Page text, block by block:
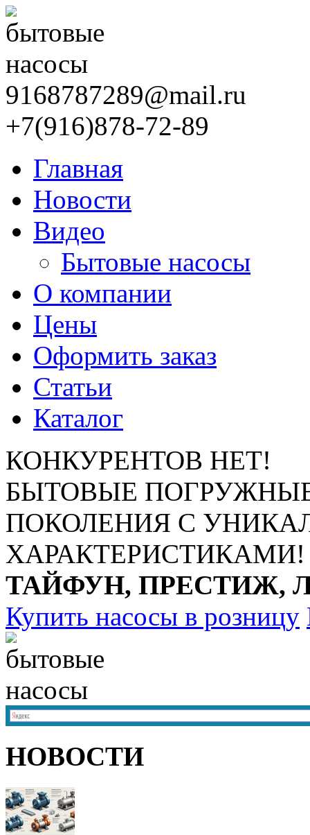
9168787289@mail.ru
+7(916)878-72-89
Главная
Новости
Видео
Бытовые насосы
О компании
Цены
Оформить заказ
Статьи
Каталог
КОНКУРЕНТОВ НЕТ!
БЫТОВЫЕ
ПОКОЛЕНИЯ С
ХАРАКТЕРИСТИКАМИ!
ТАЙФУН, ПРЕСТИЖ,
Купить насосы в розницу
НОВОСТИ